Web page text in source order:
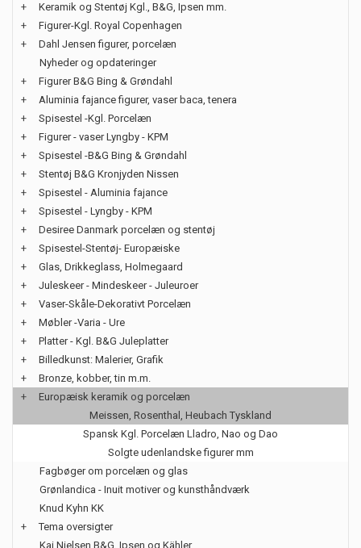
+
Keramik og Stentøj Kgl., B&G, Ipsen mm.
+
Figurer-Kgl. Royal Copenhagen
+
Dahl Jensen figurer, porcelæn
Nyheder og opdateringer
+
Figurer B&G Bing & Grøndahl
+
Aluminia fajance figurer, vaser baca, tenera
+
Spisestel -Kgl. Porcelæn
+
Figurer - vaser Lyngby - KPM
+
Spisestel -B&G Bing & Grøndahl
+
Stentøj B&G Kronjyden Nissen
+
Spisestel - Aluminia fajance
+
Spisestel - Lyngby - KPM
+
Desiree Danmark porcelæn og stentøj
+
Spisestel-Stentøj- Europæiske
+
Glas, Drikkeglass, Holmegaard
+
Juleskeer - Mindeskeer - Juleuroer
+
Vaser-Skåle-Dekorativt Porcelæn
+
Møbler -Varia - Ure
+
Platter - Kgl. B&G Juleplatter
+
Billedkunst: Malerier, Grafik
+
Bronze, kobber, tin m.m.
+
Europæisk keramik og porcelæn
Meissen, Rosenthal, Heubach Tyskland
Spansk Kgl. Porcelæn Lladro, Nao og Dao
Solgte udenlandske figurer mm
Fagbøger om porcelæn og glas
Grønlandica - Inuit motiver og kunsthåndværk
Knud Kyhn KK
+
Tema oversigter
Kai Nielsen B&G, Ipsen og Kähler